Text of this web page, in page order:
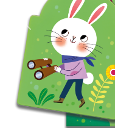
Previous